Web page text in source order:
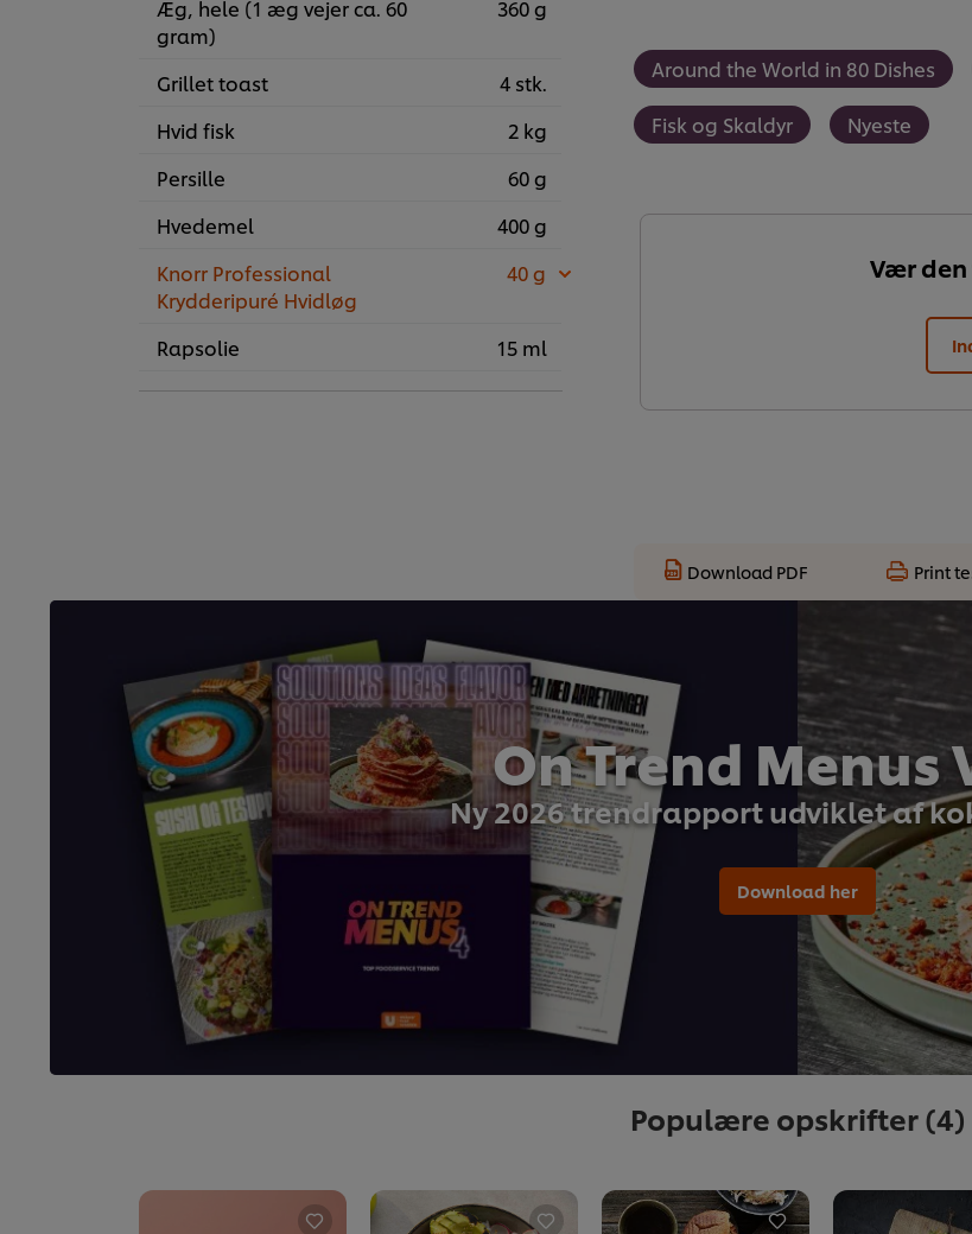
Æg, hele (1 æg vejer ca. 60
gram)
360 g
Grillet toast
4 stk.
Hvid fisk
2 kg
Persille
60 g
Hvedemel
400 g
Knorr Professional
Krydderipuré Hvidløg
40 g
Rapsolie 15 ml
Around the World in 80 Dishes
Fisk og Skaldyr Nyeste
Vær
Download PDF Print
On Trend Menus
Ny 2026 trendrapport udviklet af
Download her
Populære opskrifter(4)